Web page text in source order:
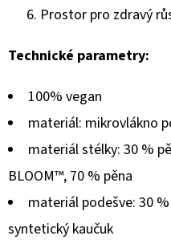
Prostor pro zdravý
Technické parametry:
100% vegan
materiál: mikrovlákno
materiál stélky: 30 %
BLOOM™, 70 % pěna
materiál podešve: 30
syntetický kaučuk